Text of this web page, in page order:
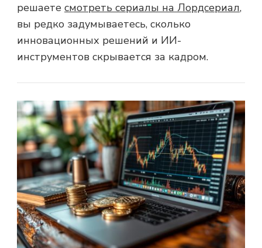
решаете смотреть сериалы на Лордсериал,
вы редко задумываетесь, сколько
инновационных решений и ИИ-
инструментов скрывается за кадром.